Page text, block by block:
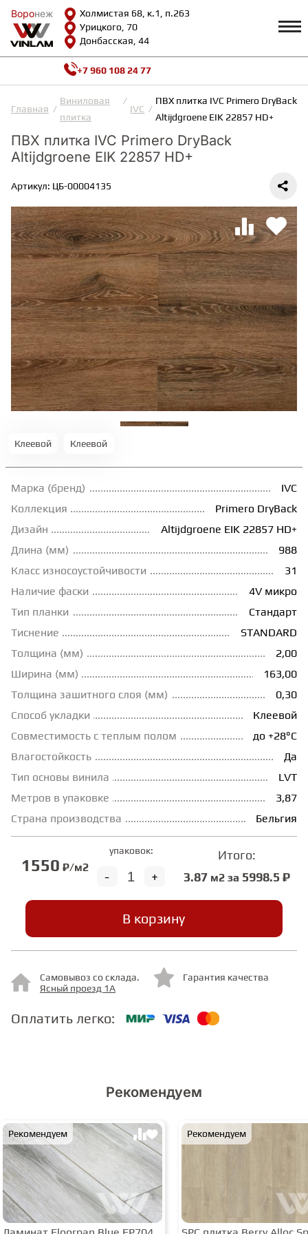
Воронеж
Холмистая 68, к.1, п.263
Урицкого, 70
Донбасская, 44
Воронеж
КАТАЛОГ Профиль
Возврат и гарантии
Сотрудничество
Видеообзоры
Как выбрать
Калькулятор
О нас
Контакты
ВИНИЛОВАЯ ПЛИТКА
ЛАМИНАТ
ИНЖЕНЕРНАЯ ДОСКА
ПАРКЕТНАЯ ДОСКА
ТЕРРАСНАЯ ДОСКА
КОВРОВАЯ ПЛИТКА
МОДУЛЬНЫЕ ПВХ
КЛЕЙ
НАЛИВНОЙ ПОЛ
ТЕПЛЫЙ ПОЛ
ТЕРМОПАРКЕТ
ЭКОМАССИВ
МАССИВНАЯ ДОСКА
ИСКУССТВЕННАЯ ТРАВА
ИНЖЕНЕРНЫЙ МОДУЛЬ
ЛАМИНАТ SWF
+7 960 108 24 77
Главная
Виниловая
плитка
IVC
ПВХ плитка IVC Primero DryBack
Altijdgroene EIK 22857 HD+
ПВХ плитка IVC Primero DryBack
Altijdgroene EIK 22857 HD+
Артикул: ЦБ-00004135
Клеевой Клеевой
Марка (бренд)
IVC
Коллекция
Primero DryBack
Дизайн
Altijdgroene EIK 22857 HD+
Длина (мм)
988
Класс износоустойчивости
31
Наличие фаски
4V микро
Тип планки
Стандарт
Тиснение
STANDARD
Толщина (мм)
2,00
Ширина (мм)
163,00
Толщина зашитного слоя (мм)
0,30
Способ укладки
Клеевой
Совместимость с теплым полом
до +28°С
Влагостойкость
Да
Тип основы винила
LVT
Метров в упаковке
3,87
Страна производства
Бельгия
1550 ₽/м2
упаковок:
+
-
Итого:
3.87м2 за 5998.5 ₽
В корзину
Самовывоз со склада.
Ясный проезд 1А
Гарантия качества
Оплатить легко:
Рекомендуем
Рекомендуем Рекомендуем